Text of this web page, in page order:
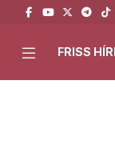
FRISS